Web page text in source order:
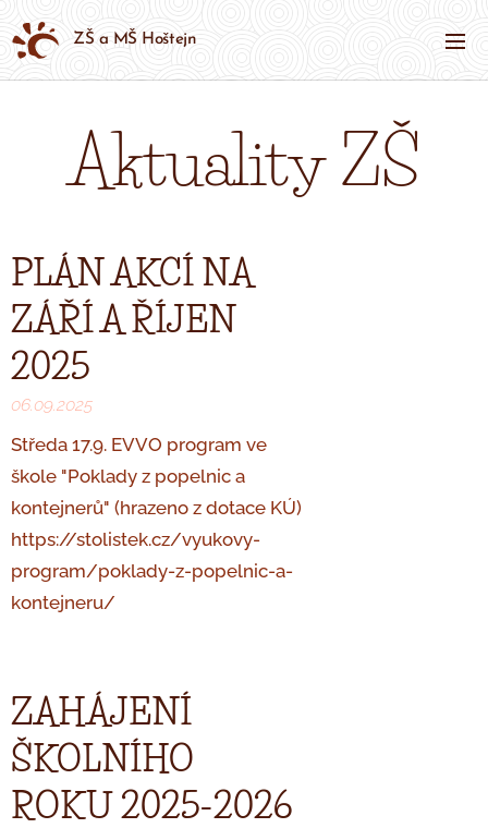
ZŠ a MŠ Hoštejn
Aktuality ZŠ
PLÁN AKCÍ NA
ZÁŘÍ A ŘÍJEN
2025
06.09.2025
Středa 17.9. EVVO program ve
škole "Poklady z popelnic a
kontejnerů" (hrazeno z dotace KÚ)
https://stolistek.cz/vyukovy-
program/poklady-z-popelnic-a-
kontejneru/
ZAHÁJENÍ
ŠKOLNÍHO
ROKU 2025-2026